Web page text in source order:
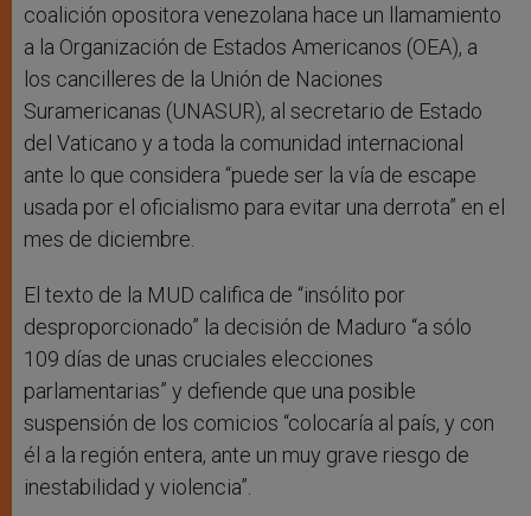
coalición opositora venezolana hace un llamamiento
a la Organización de Estados Americanos (OEA), a
los cancilleres de la Unión de Naciones
Suramericanas (UNASUR), al secretario de Estado
del Vaticano y a toda la comunidad internacional
ante lo que considera “puede ser la vía de escape
usada por el oficialismo para evitar una derrota” en el
mes de diciembre.
El texto de la MUD califica de “insólito por
desproporcionado” la decisión de Maduro “a sólo
109 días de unas cruciales elecciones
parlamentarias” y defiende que una posible
suspensión de los comicios “colocaría al país, y con
él a la región entera, ante un muy grave riesgo de
inestabilidad y violencia”.